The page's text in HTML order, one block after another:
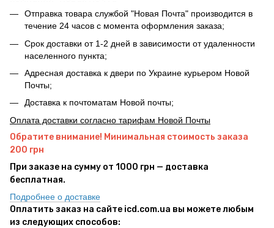
Отправка товара службой "Новая Почта" производится в
течение 24 часов с момента оформления заказа;
Срок доставки от 1-2 дней в зависимости от удаленности
населенного пункта;
Адресная доставка к двери по Украине курьером Новой
Почты;
Доставка к почтоматам Новой почты;
Оплата доставки согласно тарифам Новой Почты
Обратите внимание! Минимальная стоимость заказа
200 грн
При заказе на сумму от 1000 грн — доставка
бесплатная.
Подробнее о доставке
Оплатить заказ на сайте icd.com.ua вы можете любым
из следующих способов: